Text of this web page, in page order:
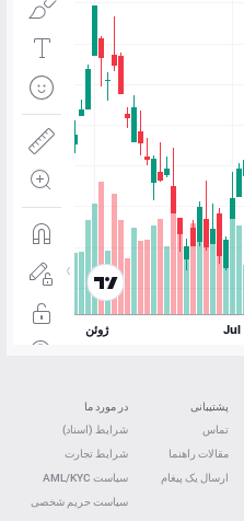
پشتیبانی
تماس
مقالات راهنما
ارسال یک پیغام
در مورد ما
شرایط (اسناد)
شرایط تجارت
سیاست AML/KYC
سیاست حریم شخصی